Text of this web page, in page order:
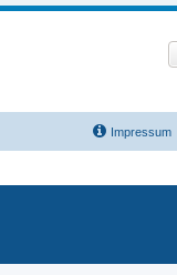
Impressum